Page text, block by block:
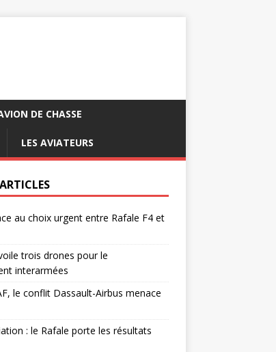
DE CHASSE
LES AVIATEURS
au choix urgent entre Rafale F4 et
trois drones pour le
interarmées
le conflit Dassault-Airbus menace
: le Rafale porte les résultats